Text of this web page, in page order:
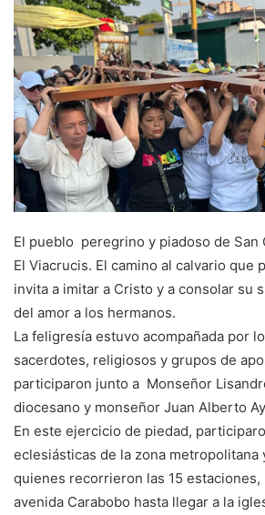
El pueblo peregrino y piadoso de San
El Viacrucis. El camino al calvario que
invita a imitar a Cristo y a consolar su
del amor a los hermanos.
La feligresía estuvo acompañada por
sacerdotes, religiosos y grupos de
participaron junto a Monseñor
diocesano y monseñor Juan Alberto
En este ejercicio de piedad,
eclesiásticas de la zona metropolitana
quienes recorrieron las 15
avenida Carabobo hasta llegar a la